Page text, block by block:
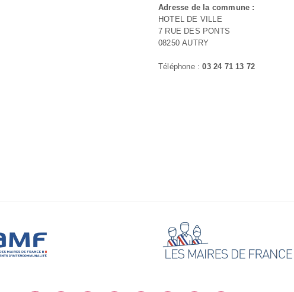
Adresse de la commune :
HOTEL DE VILLE
7 RUE DES PONTS
08250 AUTRY
Téléphone :03 24 71 13 72